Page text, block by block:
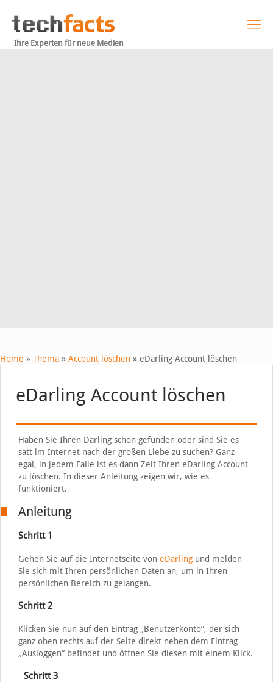
Ihre Experten für neue Medien
Home » Thema » Account löschen » eDarling Account löschen
eDarling Account löschen
Haben Sie Ihren Darling schon gefunden oder sind Sie es
satt im Internet nach der großen Liebe zu suchen? Ganz
egal, in jedem Falle ist es dann Zeit Ihren eDarling Account
zu löschen. In dieser Anleitung zeigen wir, wie es
funktioniert.
Anleitung
Schritt 1
Gehen Sie auf die Internetseite von eDarlingund melden
Sie sich mit Ihren persönlichen Daten an, um in Ihren
persönlichen Bereich zu gelangen.
Schritt 2
Klicken Sie nun auf den Eintrag „Benutzerkonto“, der sich
ganz oben rechts auf der Seite direkt neben dem Eintrag
„Ausloggen“ befindet und öffnen Sie diesen mit einem Klick.
Schritt 3